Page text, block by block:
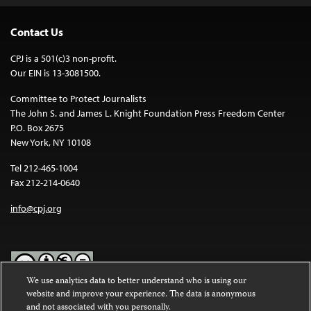
Contact Us
CPJ is a 501(c)3 non-profit.
Our EIN is 13-3081500.
Committee to Protect Journalists
The John S. and James L. Knight Foundation Press Freedom Center
P.O. Box 2675
New York, NY 10108
Tel 212-465-1004
Fax 212-214-0640
info@cpj.org
Except where noted, text on this website is licensed under a
We use analytics data to better understand who is using our
website and improve your experience. The data is anonymous
and not associated with you personally.